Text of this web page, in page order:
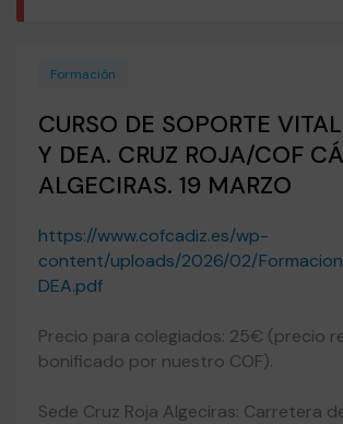
Formación
CURSO DE SOPORTE
Y DEA. CRUZ ROJA/COF
ALGECIRAS. 19 MARZO
https://www.cofcadiz.es/wp-
content/uploads/2026/02/
DEA.pdf
Precio para colegiados: 25€ (precio
bonificado por nuestro COF).
Sede Cruz Roja Algeciras: Carretera